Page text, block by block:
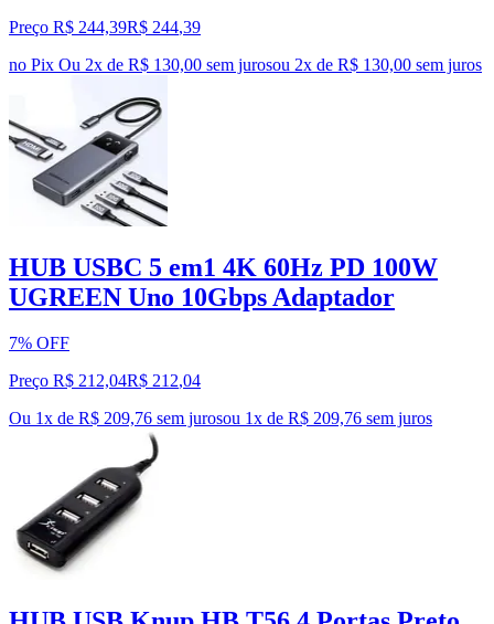
Preço R$ 244,39R$ 244,39
no Pix Ou 2x de R$ 130,00 sem jurosou 2x de R$ 130,00 sem juros
HUB USBC 5 em1 4K 60Hz PD 100W
UGREEN Uno 10Gbps Adaptador
7% OFF
Preço R$ 212,04R$ 212,04
Ou 1x de R$ 209,76 sem jurosou 1x de R$ 209,76 sem juros